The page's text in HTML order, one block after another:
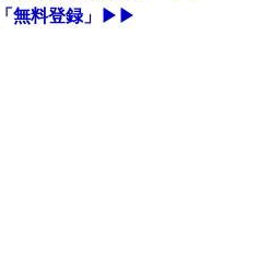
無料登録」▶▶